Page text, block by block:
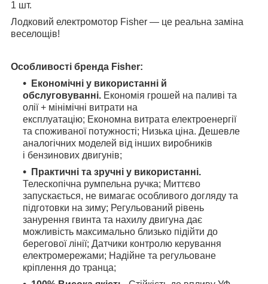
1 шт.
Лодковий електромотор Fisher — це реальна заміна
веселощів!
Особливості бренда Fisher:
Економічні у використанні й
обслуговуванні. Економія грошей на паливі та
олії + мінімічні витрати на
експлуатацію; Економна витрата електроенергії
та споживаної потужності; Низька ціна. Дешевле
аналогічних моделей від інших виробників
і бензинових двигунів;
Практичні та зручні у використанні.
Телескопічна румпельна ручка; Миттєво
запускається, не вимагає особливого догляду та
підготовки на зиму; Регульований рівень
занурення гвинта та нахилу двигуна дає
можливість максимально близько підійти до
берегової лінії; Датчики контролю керування
електромережами; Надійне та регульоване
кріплення до транца;